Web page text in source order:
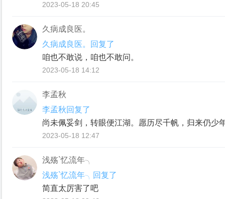
2023-05-18 20:45
久病成良医。
久病成良医。回复了
咱也不敢说，咱也不敢问。
2023-05-18 14:12
李孟秋
李孟秋回复了
尚未佩妥剑，转眼便江湖。愿历尽千帆，归来仍少
2023-05-18 12:47
浅殇`忆流年╮
浅殇`忆流年╮回复了
简直太厉害了吧